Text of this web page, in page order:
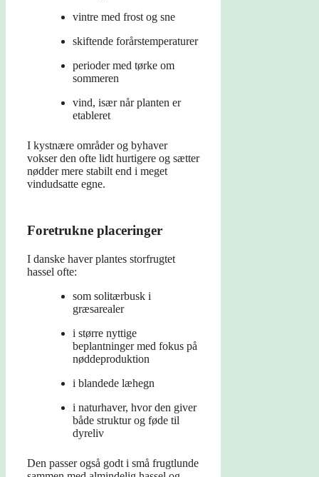
vintre med frost og sne
skiftende forårstemperaturer
perioder med tørke om
sommeren
vind, især når planten er
etableret
I kystnære områder og byhaver
vokser den ofte lidt hurtigere og sætter
nødder mere stabilt end i meget
vindudsatte egne.
Foretrukne placeringer
I danske haver plantes storfrugtet
hassel ofte:
som solitærbusk i
græsarealer
i større nyttige
beplantninger med fokus på
nøddeproduktion
i blandede læhegn
i naturhaver, hvor den giver
både struktur og føde til
dyreliv
Den passer også godt i små frugtlunde